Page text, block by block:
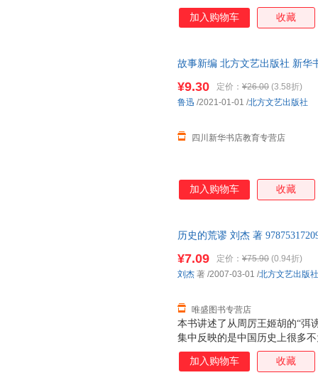
自各个朝代的官修正史，包括“
出自一些史料价值较高的札记
加入购物车 收藏
故事新编 北方文艺出版社 新华
¥9.30 定价： ¥26.00 (3.58折)
四川新华书店教育专营店
鲁迅 /2021-01-01 /北方文艺出版社
加入购物车 收藏
历史的荒谬 刘杰 著
本书讲述了从周厉王姬胡的“弭
集中反映的是中国历史上很多
自各个朝代的官修正史，包括“
出自一些史料价值较高的札记
¥7.09 定价： ¥75.90 (0.94折)
唯盛图书专营店
刘杰 著 /2007-03-01 /北方文艺出版社
加入购物车 收藏